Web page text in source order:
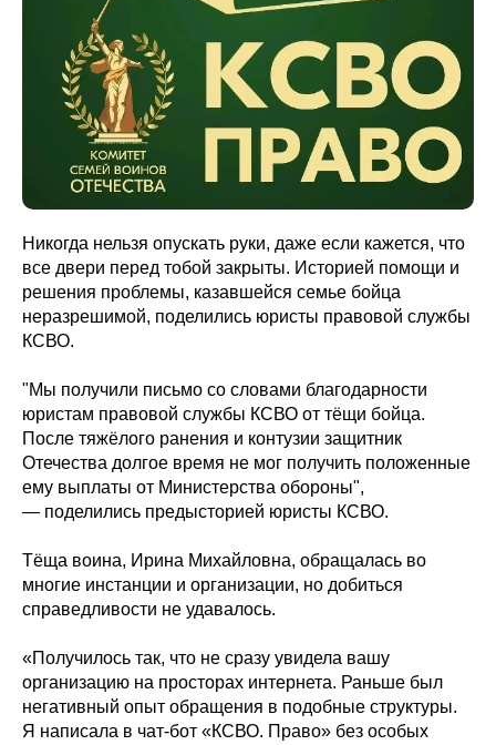
Никогда нельзя опускать руки, даже если кажется, что
все двери перед тобой закрыты. Историей помощи и
решения проблемы, казавшейся семье бойца
неразрешимой, поделились юристы правовой службы
КСВО.
"Мы получили письмо со словами благодарности
юристам правовой службы КСВО от тёщи бойца.
После тяжёлого ранения и контузии защитник
Отечества долгое время не мог получить положенные
ему выплаты от Министерства обороны",
— поделились предысторией юристы КСВО.
Тёща воина, Ирина Михайловна, обращалась во
многие инстанции и организации, но добиться
справедливости не удавалось.
«Получилось так, что не сразу увидела вашу
организацию на просторах интернета. Раньше был
негативный опыт обращения в подобные структуры.
Я написала в чат-бот «КСВО. Право» без особых